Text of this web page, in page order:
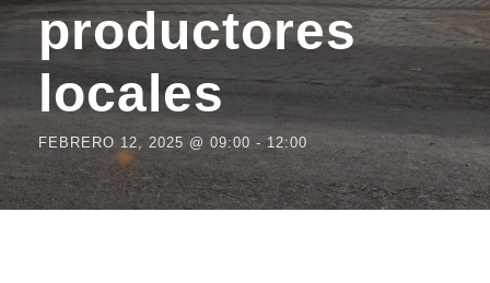
productores
locales
FEBRERO 12, 2025 @ 09:00 -12:00